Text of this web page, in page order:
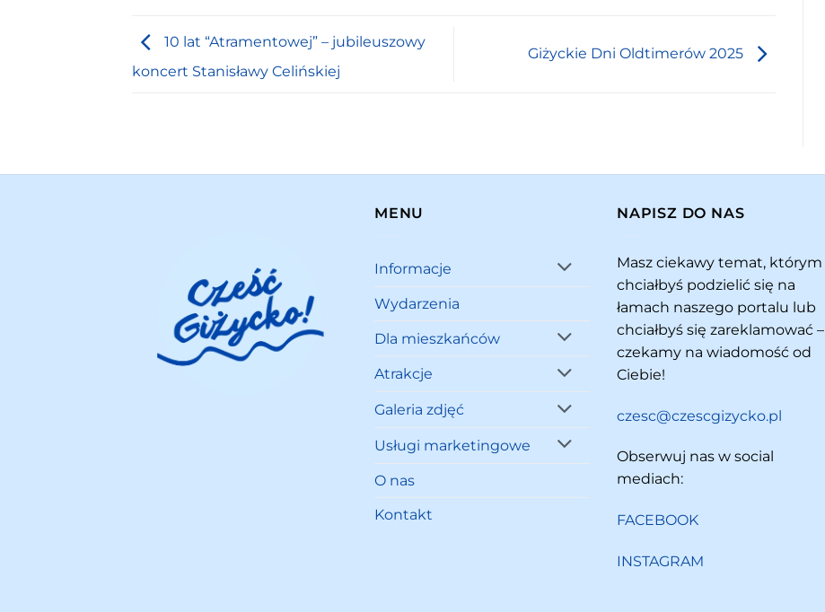
10 lat “Atramentowej” – jubileuszowy
koncert Stanisławy Celińskiej
Giżyckie Dni Oldtimerów 2025
MENU
Informacje
Wydarzenia
Dla mieszkańców
Atrakcje
Galeria zdjęć
Usługi marketingowe
O nas
Kontakt
NAPISZ DO NAS
Masz ciekawy temat, którym
chciałbyś podzielić się na
łamach naszego portalu lub
chciałbyś się zareklamować –
czekamy na wiadomość od
Ciebie!
czesc@czescgizycko.pl
Obserwuj nas w social
mediach:
FACEBOOK
INSTAGRAM